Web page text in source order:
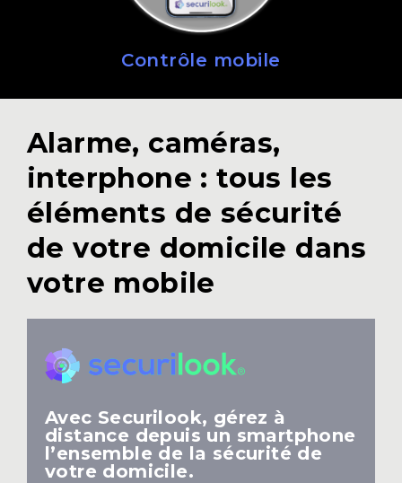
Contrôle mobile
Alarme, caméras,
interphone : tous les
éléments de sécurité
de votre domicile dans
votre mobile
Avec Securilook, gérez à
distance depuis un smartphone
l’ensemble de la sécurité de
votre domicile.